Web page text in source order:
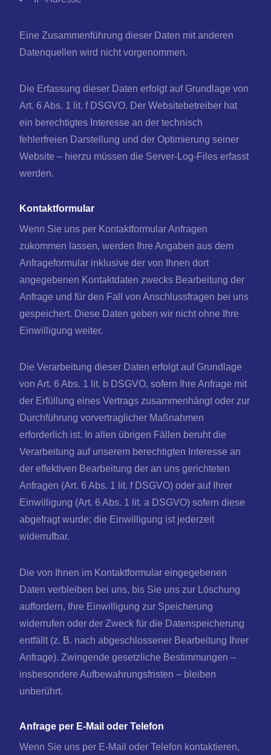
Eine Zusammenführung dieser Daten mit anderen
Datenquellen wird nicht vorgenommen.
Die Erfassung dieser Daten erfolgt auf Grundlage von
Art. 6 Abs. 1 lit. f DSGVO. Der Websitebetreiber hat
ein berechtigtes Interesse an der technisch
fehlerfreien Darstellung und der Optimierung seiner
Website – hierzu müssen die Server-Log-Files erfasst
werden.
Kontaktformular
Wenn Sie uns per Kontaktformular Anfragen
zukommen lassen, werden Ihre Angaben aus dem
Anfrageformular inklusive der von Ihnen dort
angegebenen Kontaktdaten zwecks Bearbeitung der
Anfrage und für den Fall von Anschlussfragen bei uns
gespeichert. Diese Daten geben wir nicht ohne Ihre
Einwilligung weiter.
Die Verarbeitung dieser Daten erfolgt auf Grundlage
von Art. 6 Abs. 1 lit. b DSGVO, sofern Ihre Anfrage mit
der Erfüllung eines Vertrags zusammenhängt oder zur
Durchführung vorvertraglicher Maßnahmen
erforderlich ist. In allen übrigen Fällen beruht die
Verarbeitung auf unserem berechtigten Interesse an
der effektiven Bearbeitung der an uns gerichteten
Anfragen (Art. 6 Abs. 1 lit. f DSGVO) oder auf Ihrer
Einwilligung (Art. 6 Abs. 1 lit. a DSGVO) sofern diese
abgefragt wurde; die Einwilligung ist jederzeit
widerrufbar.
Die von Ihnen im Kontaktformular eingegebenen
Daten verbleiben bei uns, bis Sie uns zur Löschung
auffordern, Ihre Einwilligung zur Speicherung
widerrufen oder der Zweck für die Datenspeicherung
entfällt (z. B. nach abgeschlossener Bearbeitung Ihrer
Anfrage). Zwingende gesetzliche Bestimmungen –
insbesondere Aufbewahrungsfristen – bleiben
unberührt.
Anfrage per E-Mail oder Telefon
Wenn Sie uns per E-Mail oder Telefon kontaktieren,